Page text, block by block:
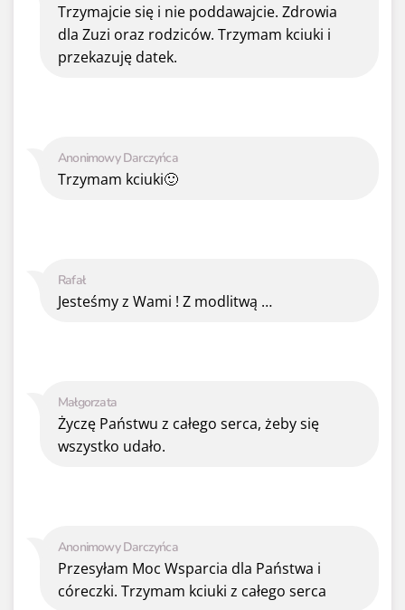
Anonimowy Darczyńca
Przesyłam Moc Wsparcia dla Państwa i
córeczki. Trzymam kciuki z całego serca
Małgorzata
Życzę Państwu z całego serca, żeby się
wszystko udało.
Rafał
Jesteśmy z Wami ! Z modlitwą …
Anonimowy Darczyńca
Trzymam kciuki🙂
Trzymajcie się i nie poddawajcie. Zdrowia
dla Zuzi oraz rodziców. Trzymam kciuki i
przekazuję datek.